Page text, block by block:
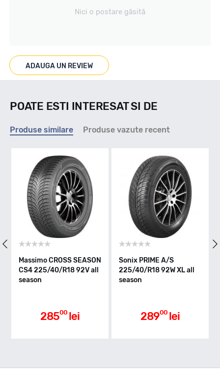
Marcaje
Indice viteza
W - max 270km/h
Indice greutate
C
Aderenta pe carosabil ud
Nici o postare găsită
ADAUGA UN REVIEW
POATE ESTI INTERESAT SI DE
Produse similare Produse vazute recent
Massimo CROSS SEASON
CS4 225/40/R18 92V all
season
28500 lei
Sonix PRIME A/S
225/40/R18 92W XL all
season
28900 lei